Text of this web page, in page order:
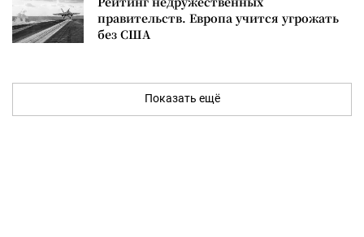
правительств. Европа учится угрожать
без США
Показать ещё